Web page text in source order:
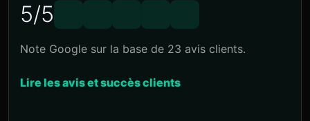
5/5
Note Google sur la base de 23 avis clients.
Lire les avis et succès clients